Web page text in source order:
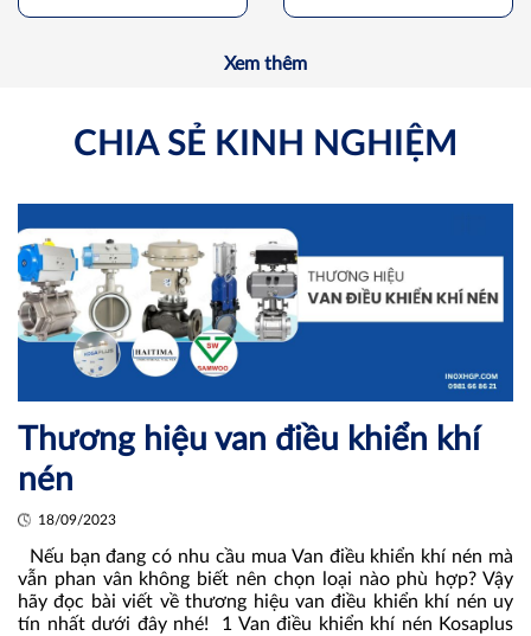
Xem thêm
CHIA SẺ KINH NGHIỆM
Thương hiệu van điều khiển khí
nén
18/09/2023
Nếu bạn đang có nhu cầu mua Van điều khiển khí nén mà
vẫn phan vân không biết nên chọn loại nào phù hợp? Vậy
hãy đọc bài viết về thương hiệu van điều khiển khí nén uy
tín nhất dưới đây nhé! 1 Van điều khiển khí nén Kosaplus